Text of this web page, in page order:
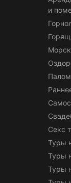
и
Секс
Туры
Туры
Туры